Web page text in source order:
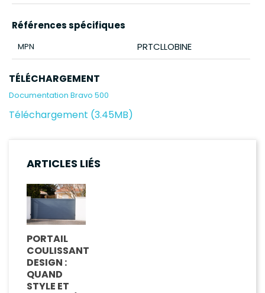
Références spécifiques
MPN PRTCLLOBINE
TÉLÉCHARGEMENT
Documentation Bravo 500
Téléchargement (3.45MB)
ARTICLES LIÉS
PORTAIL
COULISSANT
DESIGN :
QUAND
STYLE ET